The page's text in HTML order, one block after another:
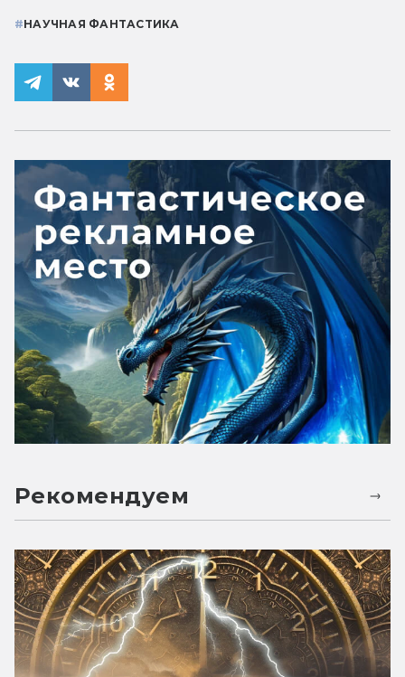
#НАУЧНАЯ ФАНТАСТИКА
Рекомендуем